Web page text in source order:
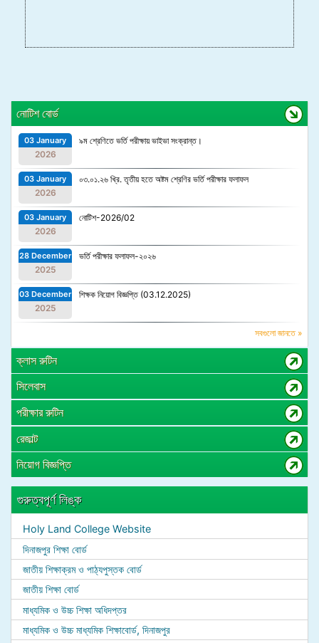
নোটিশ বোর্ড
03 January
2026
৯ম শ্রেণিতে ভর্তি পরীক্ষায় ভাইভা সংক্রান্ত।
03 January
2026
০৩.০১.২৬ খ্রি. তৃতীয় হতে অষ্টম শ্রেণির ভর্তি পরীক্ষার ফলাফল
03 January
2026
নোটিশ-2026/02
28 December
2025
ভর্তি পরীক্ষার ফলাফল-২০২৬
03 December
2025
শিক্ষক নিয়োগ বিজ্ঞপ্তি (03.12.2025)
সবগুলো জানতে »
ক্লাস রুটিন
সিলেবাস
পরীক্ষার রুটিন
রেজাল্ট
নিয়োগ বিজ্ঞপ্তি
গুরুত্বপূর্ণ লিঙ্ক
Holy Land College Website
দিনাজপুর শিক্ষা বোর্ড
জাতীয় শিক্ষাক্রম ও পাঠ্যপুস্তক বোর্ড
জাতীয় শিক্ষা বোর্ড
মাধ্যমিক ও উচ্চ শিক্ষা অধিদপ্তর
মাধ্যমিক ও উচ্চ মাধ্যমিক শিক্ষাবোর্ড, দিনাজপুর